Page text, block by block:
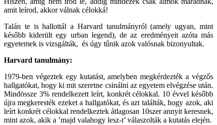
amit leírod, akkor válnak célokká!
Talán te is hallottál a Harvard tanulmányról (amely ugyan, mint
később kiderült egy urban legend), de az eredményeit azóta más
egyetemek is vizsgálták, és úgy tűnik azok valósnak bizonyultak.
Harvard tanulmány:
1979-ben végeztek egy kutatást, amelyben megkérdezték a végzős
hallgatókat, hogy ki mit szeretne csinálni az egyetem elvégzése után.
Mindössze 3% rendelkezett leírt, konkrét célokkal. 10 évvel később
újra megkeresték ezeket a hallgatókat, és azt találták, hogy azok, aki
leírt konkrét célokkal rendelkeztek átlagosan 10szer annyit keresnek,
mint azok, akik a ’majd valahogy lesz-t’ válaszolták a kutatás elején.